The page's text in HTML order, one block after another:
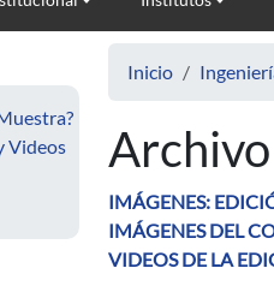
Videos
Inicio
IMÁGENES:
IMÁGENES DEL
VIDEOS DE LA